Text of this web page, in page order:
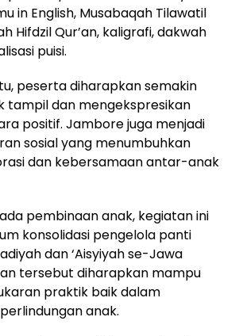
in English, Musabaqah Tilawatil
Hifdzil Qur’an, kaligrafi, dakwah
puisi.
peserta diharapkan semakin
tampil dan mengekspresikan
positif. Jambore juga menjadi
sosial yang menumbuhkan
dan kebersamaan antar-anak
pembinaan anak, kegiatan ini
konsolidasi pengelola panti
dan ‘Aisyiyah se-Jawa
tersebut diharapkan mampu
praktik baik dalam
anak.